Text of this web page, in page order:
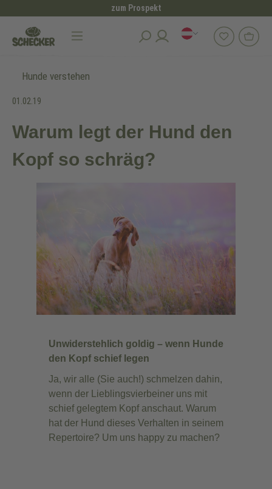
zum Prospekt
Hunde verstehen
01.02.19
Warum legt der Hund den
Kopf so schräg?
Unwiderstehlich goldig – wenn Hunde
den Kopf schief legen
Ja, wir alle (Sie auch!) schmelzen dahin,
wenn der Lieblingsvierbeiner uns mit
schief gelegtem Kopf anschaut. Warum
hat der Hund dieses Verhalten in seinem
Repertoire? Um uns happy zu machen?